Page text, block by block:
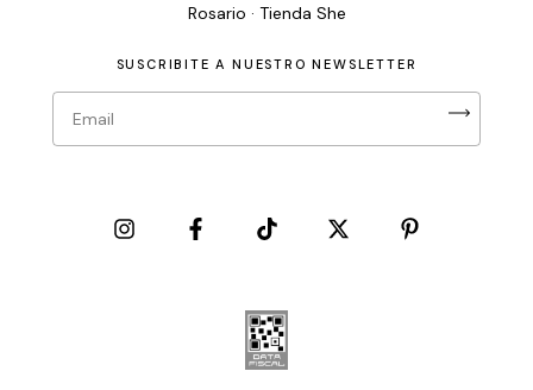
Rosario · Tienda She
SUSCRIBITE A NUESTRO NEWSLETTER